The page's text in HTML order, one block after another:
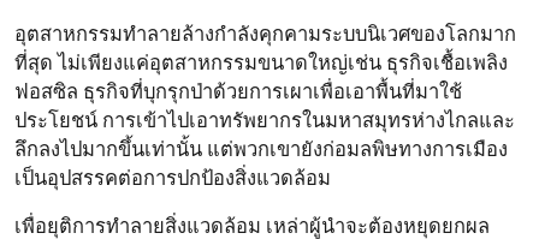
อุตสาหกรรมทำลายล้างกำลังคุกคามระบบนิเวศของโลกมาก
ที่สุด ไม่เพียงแค่อุตสาหกรรมขนาดใหญ่เช่น ธุรกิจเชื้อเพลิง
ฟอสซิล ธุรกิจที่บุกรุกป่าด้วยการเผาเพื่อเอาพื้นที่มาใช้
ประโยชน์ การเข้าไปเอาทรัพยากรในมหาสมุทรห่างไกลและ
ลึกลงไปมากขึ้นเท่านั้น แต่พวกเขายังก่อมลพิษทางการเมือง
เป็นอุปสรรคต่อการปกป้องสิ่งแวดล้อม
เพื่อยุติการทำลายสิ่งแวดล้อม เหล่าผู้นำจะต้องหยุดยกผล